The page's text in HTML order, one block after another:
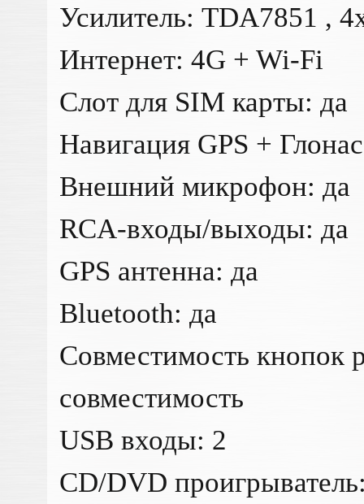
Усилитель: TDA7851 ,
Интернет: 4G + Wi-Fi
Слот для SIM карты: да
Навигация GPS +
Внешний микрофон: да
RCA-входы/выходы: да
GPS антенна: да
Bluetooth: да
Совместимость кнопок
совместимость
USB входы: 2
CD/DVD